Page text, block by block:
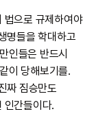
법으로 규제하여야
명들을 학대하고
인들은 반드시
이 당해보기를.
짜 짐승만도
인간들이다.